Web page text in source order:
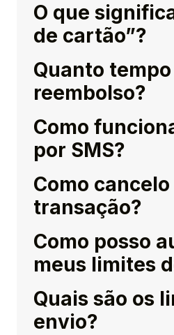
O que
de cartão”?
Quanto
reembolso?
Como
por SMS?
Como
transação?
Como posso
meus limites
Quais são os
envio?